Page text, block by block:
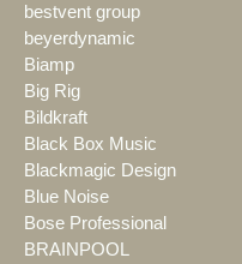
bestvent group
beyerdynamic
Biamp
Big Rig
Bildkraft
Black Box Music
Blackmagic Design
Blue Noise
Bose Professional
BRAINPOOL